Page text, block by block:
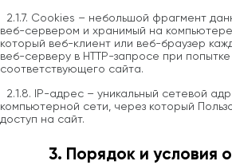
2.1.7. Cookies – небольшой фрагмент
веб-сервером и хранимый на компьютере
который веб-клиент или веб-браузер
веб-серверу в HTTP-запросе при
соответствующего сайта.
2.1.8. IP-адрес – уникальный сетевой
компьютерной сети, через который
доступ на сайт.
3. Порядок и условия